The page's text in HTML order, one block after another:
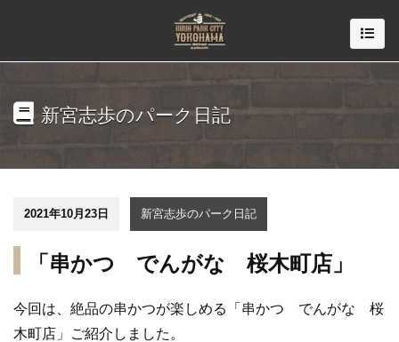
新宮志歩のパーク日記
2021年10月23日 新宮志歩のパーク日記
「串かつ でんがな 桜木町店」
今回は、絶品の串かつが楽しめる
「串かつ でんがな 桜
木町店 」 ご紹介しました。